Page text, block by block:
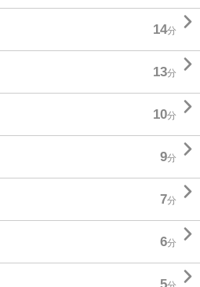
14分 
13分 
10分 
9分 
7分 
6分 
